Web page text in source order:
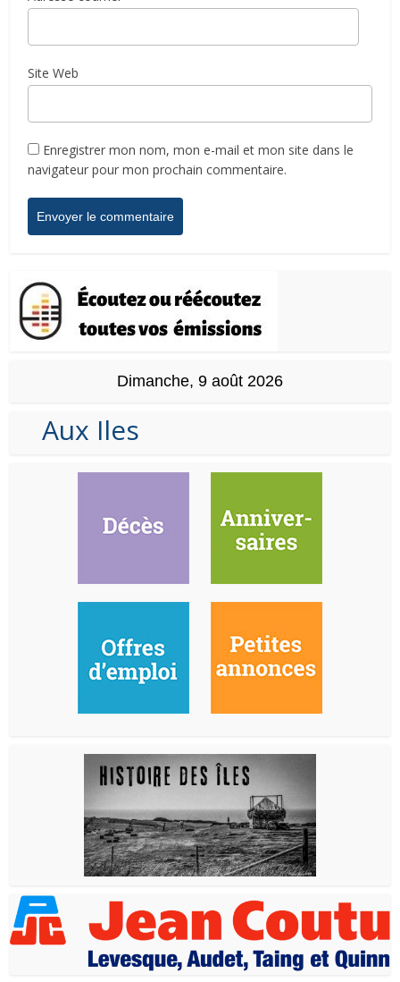
Site Web
Enregistrer mon nom, mon e-mail et mon site dans le
navigateur pour mon prochain commentaire.
Dimanche, 9 août 2026
Aux Iles